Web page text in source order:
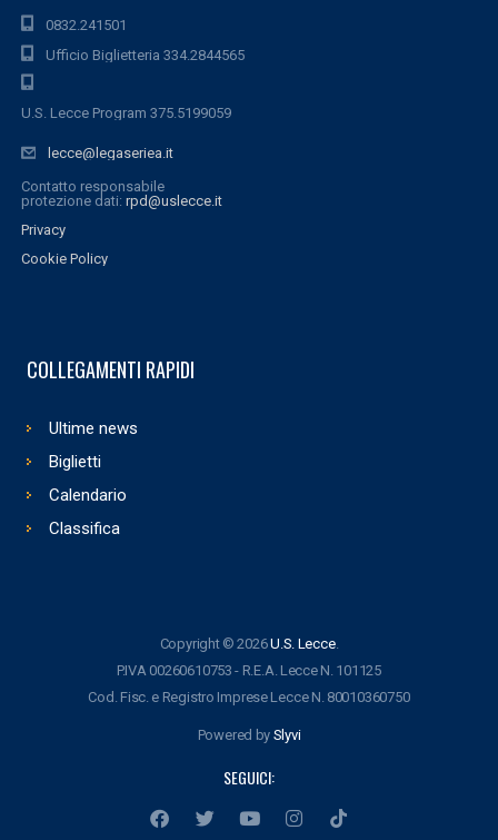
0832.241501
Ufficio Biglietteria 334.2844565
U.S. Lecce Program 375.5199059
lecce@legaseriea.it
Contatto responsabile
protezione dati: rpd@uslecce.it
Privacy
Cookie Policy
COLLEGAMENTI RAPIDI
Ultime news
Biglietti
Calendario
Classifica
Copyright © 2026U.S. Lecce.
P.IVA 00260610753 - R.E.A. Lecce N. 101125
Cod. Fisc. e Registro Imprese Lecce N. 80010360750
Powered by Slyvi
SEGUICI: